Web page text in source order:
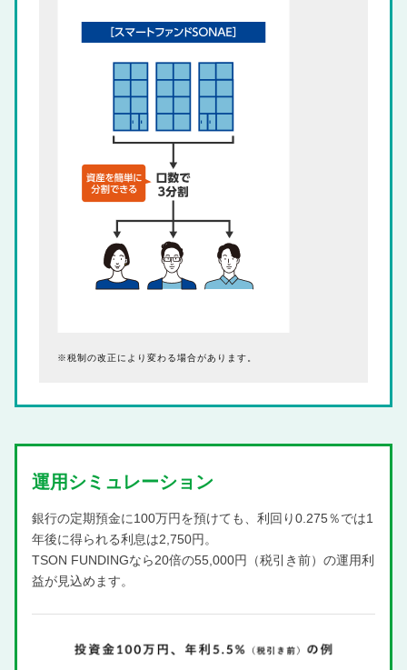
税制の改正により変わる場合があります。
運⽤シミュレーション
銀行の定期預金に100万円を預けても、利回り0.275％では1
年後に得られる利息は2,750円。
TSON FUNDINGなら20倍の55,000円（税引き前）の運用利
益が見込めます。